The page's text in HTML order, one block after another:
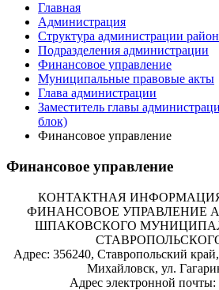
Главная
Администрация
Структура администрации
Подразделения администрации
Финансовое управление
Муниципальные правовые акты
Глава администрации
Заместитель главы
блок)
Финансовое управление
Финансовое управление
КОНТАКТНАЯ
ФИНАНСОВОЕ УПРАВЛЕНИЕ
ШПАКОВСКОГО
Адрес: 356240, Ставропольский
Михайловск, ул.
Адрес электронной почты: